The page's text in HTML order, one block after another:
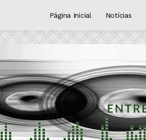
Página Inicial Notícias